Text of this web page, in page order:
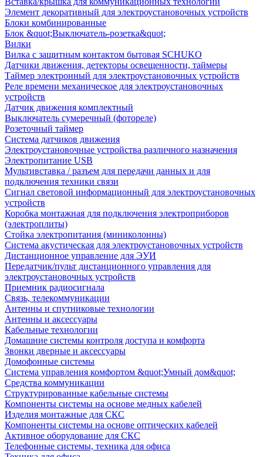
Элемент декоративный для электроустановочных устройств
Блоки комбинированные
Блок &quot;Выключатель-розетка&quot;
Вилки
Вилка с защитным контактом бытовая SCHUKO
Датчики движения, детекторы освещенности, таймеры
Таймер электронный для электроустановочных устройств
Реле времени механическое для электроустановочных
устройств
Датчик движения комплектный
Выключатель сумеречный (фотореле)
Розеточный таймер
Система датчиков движения
Электроустановочные устройства различного назначения
Электропитание USB
Мультивставка / разъем для передачи данных и для
подключения техники связи
Сигнал световой информационный для электроустановочных
устройств
Коробка монтажная для подключения электроприборов
(электроплиты)
Стойка электропитания (миниколонны)
Система акустическая для электроустановочных устройств
Дистанционное управление для ЭУИ
Передатчик/пульт дистанционного управления для
электроустановочных устройств
Приемник радиосигнала
Связь, телекоммуникации
Антенны и спутниковые технологии
Антенны и аксессуары
Кабельные технологии
Домашние системы контроля доступа и комфорта
Звонки дверные и аксессуары
Домофонные системы
Система управления комфортом &quot;Умный дом&quot;
Средства коммуникации
Структурированные кабельные системы
Компоненты системы на основе медных кабелей
Изделия монтажные для СКС
Компоненты системы на основе оптических кабелей
Активное оборудование для СКС
Телефонные системы, техника для офиса